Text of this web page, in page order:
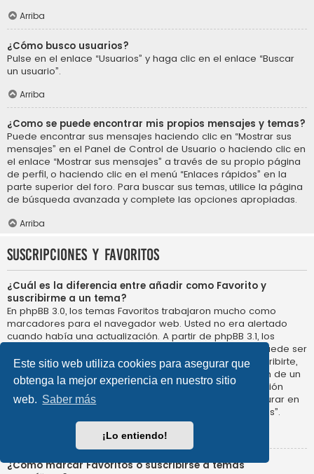
Este sitio web utiliza cookies para asegurar que
obtenga la mejor experiencia en nuestro sitio
web. Saber más
¡Lo entiendo!
Arriba
¿Cómo busco usuarios?
Pulse en el enlace “Usuarios” y haga clic en el enlace “Buscar
un usuario”.
Arriba
¿Como se puede encontrar mis propios mensajes y temas?
Puede encontrar sus mensajes haciendo clic en “Mostrar sus
mensajes” en el Panel de Control de Usuario o haciendo clic en
el enlace “Mostrar sus mensajes” a través de su propio página
de perfil, o haciendo clic en el menú “Enlaces rápidos” en la
parte superior del foro. Para buscar sus temas, utilice la página
de búsqueda avanzada y complete las opciones apropiadas.
Arriba
Suscripciones y Favoritos
¿Cuál es la diferencia entre añadir como Favorito y
suscribirme a un tema?
En phpBB 3.0, los temas Favoritos trabajaron mucho como
marcadores para el navegador web. Usted no era alertado
cuando había una actualización. A partir de phpBB 3.1, los
Favoritos son más como suscribirse a un tema. Usted puede ser
notificado cuando un tema Favorito se actualiza. Al suscribirte,
sin embargo, se le avisará de que hay una actualización de un
tema, o foro en el propio foro. Las opciones de notificación
para los Favoritos y las suscripciones se pueden configurar en
el Panel de Control de Usuario, en “Preferencias de Foros”.
¿Cómo marcar Favoritos o suscribirse a temas